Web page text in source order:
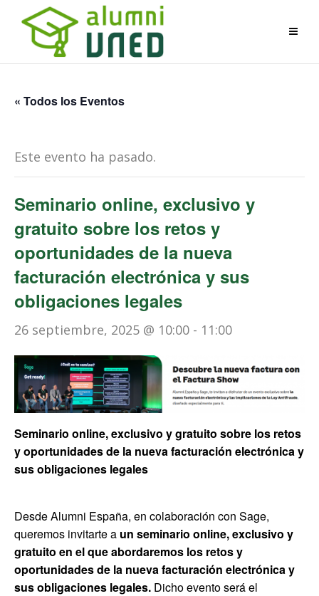
« Todos los Eventos
Este evento ha pasado.
Seminario online, exclusivo y
gratuito sobre los retos y
oportunidades de la nueva
facturación electrónica y sus
obligaciones legales
26 septiembre, 2025 @ 10:00 - 11:00
Seminario online, exclusivo y gratuito sobre los retos
y oportunidades de la nueva facturación electrónica y
sus obligaciones legales
Desde Alumni España, en colaboración con Sage,
queremos invitarte a un seminario online, exclusivo y
gratuito en el que abordaremos los retos y
oportunidades de la nueva facturación electrónica y
sus obligaciones legales. Dicho evento será el